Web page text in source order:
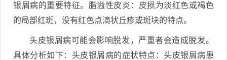
银屑病的重要特征。脂溢性皮炎：皮损为淡红色或褐色
的局部红斑，没有红色点滴状丘疹或斑块的特点。
头皮银屑病可能会影响脱发，严重者会造成脱发。
具体分析如下：头皮银屑病的症状特点：头皮银屑病患